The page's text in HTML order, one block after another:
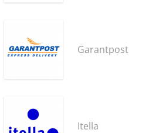
Garantpost
Itella